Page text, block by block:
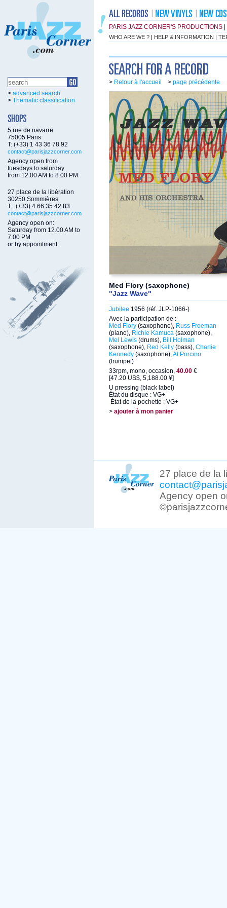
PARIS JAZZ CORNER'S PRODUCTIONS
WHO ARE WE ? | HELP & INFORMATION |
> advanced search
> Thematic classification
5 rue de navarre
75005 Paris
T: (+33) 1 43 36 78 92
contact@parisjazzcorner.com
Agency open from
tuesdays to saturday
from 12.00 AM to 8.00 PM
27 place de la libération
30250 Sommières
T : (+33) 4 66 35 42 83
contact@parisjazzcorner.com
Agency open on:
Saturday from 12.00 AM to
7.00 PM
or by appointment
> Retour à l'accueil > page précédente
Med Flory (saxophone)
"Jazz Wave"
Jubilee 1956 (réf. JLP-1066-)
Avec la participation de :
Med Flory (saxophone), Russ Freeman
(piano), Richie Kamuca (saxophone),
Mel Lewis (drums), Bill Holman
(saxophone), Red Kelly (bass), Charlie
Kennedy (saxophone),Al Porcino
(trumpet)
33rpm, mono, occasion, 40.00 €
[47.20 US$, 5,188.00 ¥]
U pressing (black label)
État du disque : VG+
État de la pochette : VG+
> ajouter à mon panier
27 place de la
Agency open